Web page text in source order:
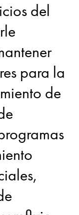
del
para la
de